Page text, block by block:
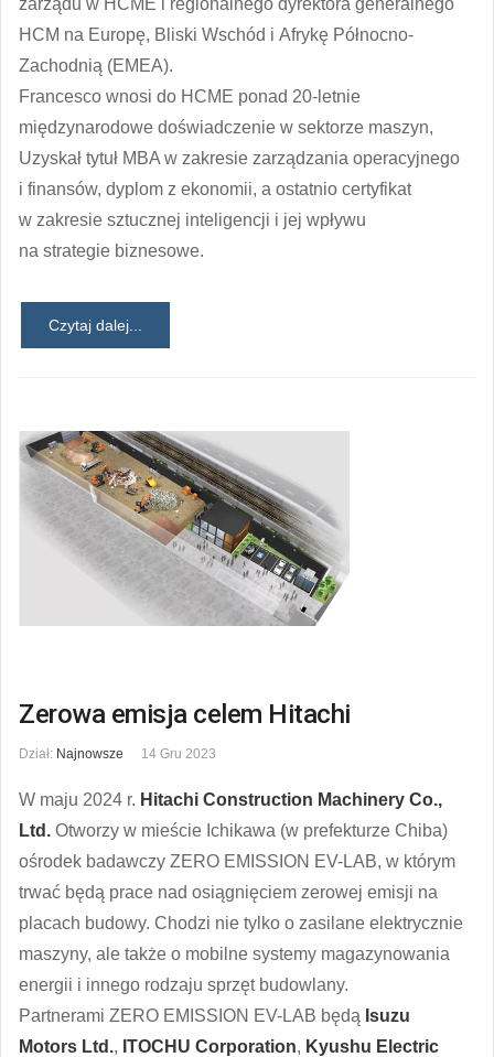
HCM na Europę, Bliski Wschód i Afrykę Północno-
Zachodnią (EMEA).
Francesco wnosi do HCME ponad 20-letnie
międzynarodowe doświadczenie w sektorze maszyn,
Uzyskał tytuł MBA w zakresie zarządzania operacyjnego
i finansów, dyplom z ekonomii, a ostatnio certyfikat
w zakresie sztucznej inteligencji i jej wpływu
na strategie biznesowe.
Czytaj dalej...
Zerowa emisja celem Hitachi
Dział: Najnowsze 14 Gru 2023
W maju 2024 r. Hitachi Construction Machinery Co.,
Ltd. Otworzy w mieście Ichikawa (w prefekturze Chiba)
ośrodek badawczy ZERO EMISSION EV-LAB, w którym
trwać będą prace nad osiągnięciem zerowej emisji na
placach budowy. Chodzi nie tylko o zasilane elektrycznie
maszyny, ale także o mobilne systemy magazynowania
energii i innego rodzaju sprzęt budowlany.
Partnerami ZERO EMISSION EV-LAB będą Isuzu
Motors Ltd., ITOCHU Corporation, Kyushu Electric